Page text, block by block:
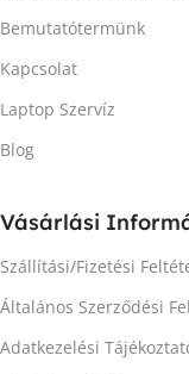
Bemutatótermünk
Kapcsolat
Laptop Szervíz
Blog
Vásárlási
Szállítási/Fizetési
Általános Szerződési
Adatkezelési